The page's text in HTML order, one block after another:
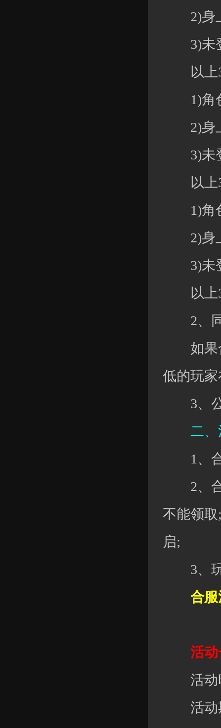
2)身
3)未登
以上3
1)角
2)身
3)未登
以上3
1)角
2)身
3)未登
以上3
2、同
如果合
低的玩
3、公
二、
1、合
2、合
不能领
启;
3、玩
合服
活动
活动时
活动期